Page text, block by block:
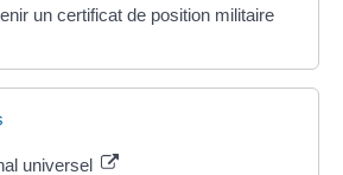
un certificat de position militaire
universel